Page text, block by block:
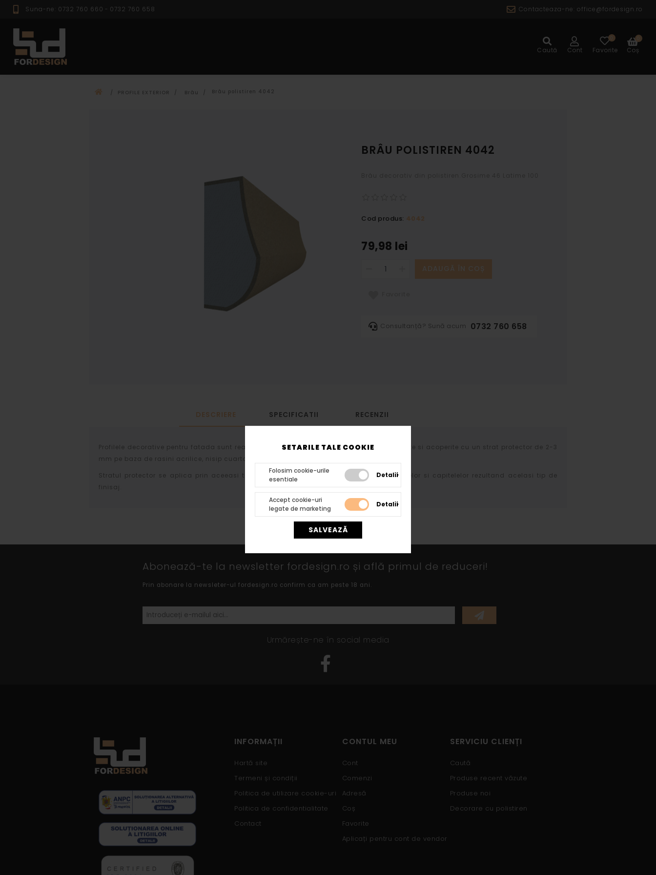
SETARILE TALE COOKIE
Folosim cookie-urile
esentiale
Detalii
Accept cookie-uri
legate de marketing
Detalii
SALVEAZĂ
Suna-ne: 0732 760 660 - 0732 760 658 Contacteaza-ne:office@fordesign.ro
Caută Cont Favorite Coș
/ PROFILE EXTERIOR / Brâu / Brâu polistiren 4042
BRÂU POLISTIREN 4042
Cod produs: 4042
79,98 lei
ADAUGĂ ÎN COȘ
Consultanță? Sună acum 0732 760 658
DESCRIERE SPECIFICATII RECENZII
Profilele decorative pentru fatada sunt realizate din polistiren expandat de inalta densitate si acoperite cu un strat protector de 2-3
mm pe baza de rasini acrilice, nisip cuartos si diversi lianti chimici.
Stratul protector se aplica prin aceeasi tehnologie atat profilelor cat si arcadelor, bazelor si capitelelor rezultand acelasi tip de
finisaj.
Abonează-te la newsletter fordesign.ro și află primul de reduceri!
Prin abonare la newsleter-ul fordesign.ro confirm ca am peste 18 ani.
Urmărește-ne în social media
INFORMAȚII
Hartă site
Termeni și condiții
Politica de utilizare cookie-uri
Politica de confidentialitate
Contact
CONTUL MEU
Cont
Comenzi
Adresă
Coș
Favorite
Aplicați pentru cont de vendor
SERVICIU CLIENȚI
Caută
Produse recent văzute
Produse noi
Decorare cu polistiren